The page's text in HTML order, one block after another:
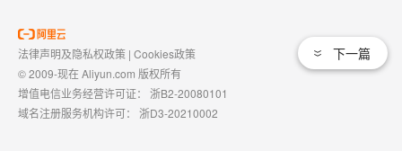
下一篇
法律声明及隐私权政策 | Cookies政策
© 2009-现在 Aliyun.com 版权所有
增值电信业务经营许可证： 浙B2-20080101
域名注册服务机构许可： 浙D3-20210002